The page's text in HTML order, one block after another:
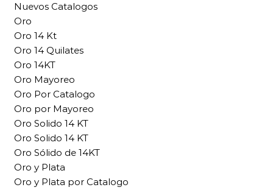
Nuevos Catalogos
Oro
Oro 14 Kt
Oro 14 Quilates
Oro 14KT
Oro Mayoreo
Oro Por Catalogo
Oro por Mayoreo
Oro Solido 14 KT
Oro Solido 14 KT
Oro Sólido de 14KT
Oro y Plata
Oro y Plata por Catalogo